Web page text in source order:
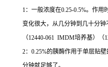
1：一般浓度在0.25-0.5%。作
变化很大，从几分钟到几十分钟
（12440-061 IMDM培养基）（
2：0.25%的胰酶作用于单层贴
分钟就足够了。